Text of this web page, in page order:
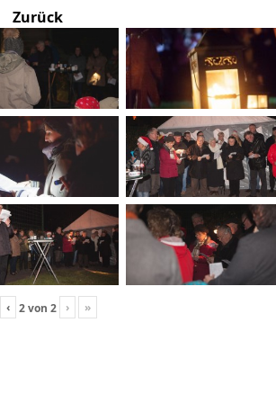
Zurück
‹ 2von 2 › »